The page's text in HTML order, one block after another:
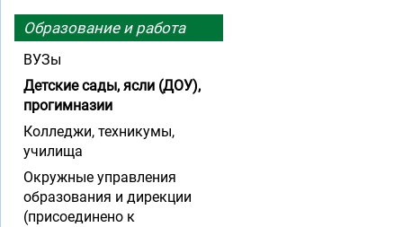
Образование и работа
ВУЗы
Детские сады, ясли (ДОУ),
прогимназии
Колледжи, техникумы,
училища
Окружные управления
образования и дирекции
(присоединено к